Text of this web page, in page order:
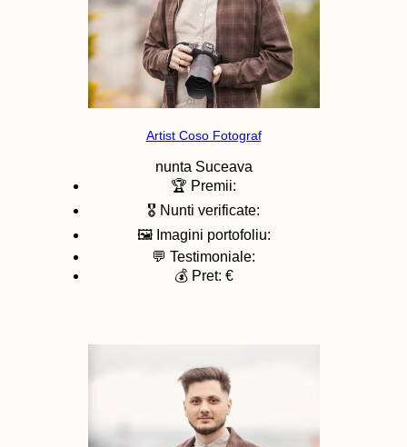
Artist Coso Fotograf
nunta Suceava
🏆 Premii:
🎖️ Nunti verificate:
🖼️ Imagini portofoliu:
💬 Testimoniale:
💰 Pret: €